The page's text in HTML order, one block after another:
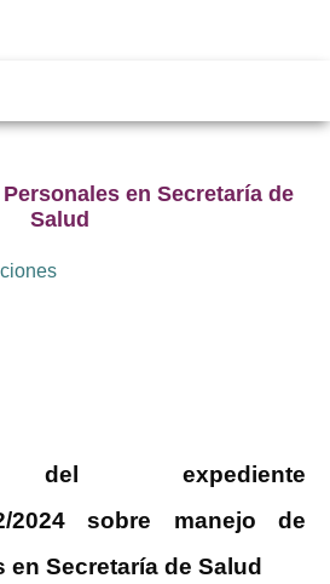
en Secretaría de
Salud
del expediente
2024 sobre manejo de
Secretaría de Salud